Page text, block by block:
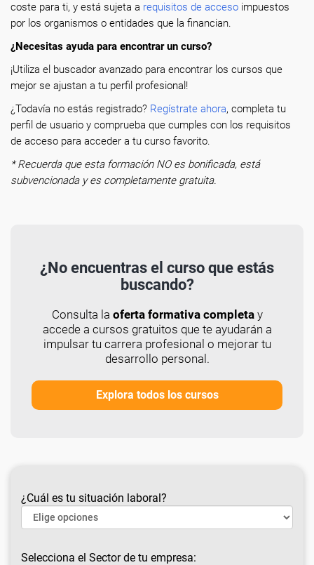
coste para ti, y está sujeta a requisitos de acceso impuestos
por los organismos o entidades que la financian.
¿Necesitas ayuda para encontrar un curso?
¡Utiliza el buscador avanzado para encontrar los cursos que
mejor se ajustan a tu perfil profesional!
¿Todavía no estás registrado? Regístrate ahora, completa tu
perfil de usuario y comprueba que cumples con los requisitos
de acceso para acceder a tu curso favorito.
* Recuerda que esta formación NO es bonificada, está
subvencionada y es completamente gratuita.
¿No encuentras el curso que estás
buscando?
Consulta la oferta formativa completay
accede a cursos gratuitos que te ayudarán a
impulsar tu carrera profesional o mejorar tu
desarrollo personal.
Explora todos los cursos
¿Cuál es tu situación laboral?
Selecciona el Sector de tu empresa: